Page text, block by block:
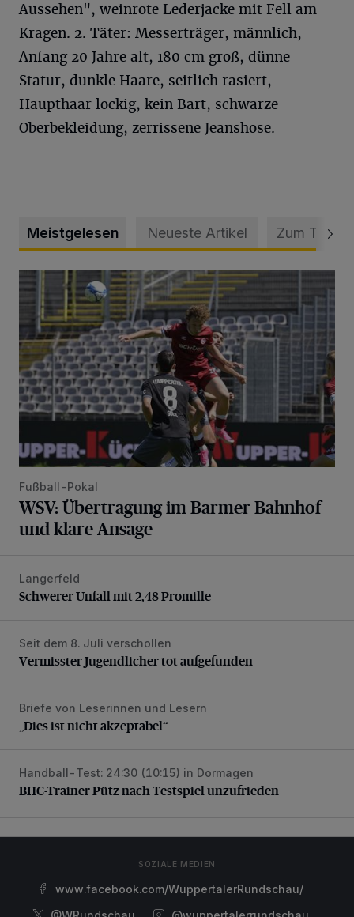
Aussehen", weinrote Lederjacke mit Fell am
Kragen. 2. Täter: Messerträger, männlich,
Anfang 20 Jahre alt, 180 cm groß, dünne
Statur, dunkle Haare, seitlich rasiert,
Haupthaar lockig, kein Bart, schwarze
Oberbekleidung, zerrissene Jeanshose.
Meistgelesen Neueste Artikel Zum Thema
WSV: Übertragung im Barmer Bahnhof und klare Ansage
Fußball-Pokal
WSV: Übertragung im Barmer Bahnhof
und klare Ansage
Schwerer Unfall mit 2,48 Promille
Langerfeld
Schwerer Unfall mit 2,48 Promille
Vermisster Jugendlicher tot aufgefunden
Seit dem 8. Juli verschollen
Vermisster Jugendlicher tot aufgefunden
„Dies ist nicht akzeptabel“
Briefe von Leserinnen und Lesern
„Dies ist nicht akzeptabel“
BHC-Trainer Pütz nach Testspiel unzufrieden
Handball-Test: 24:30 (10:15) in Dormagen
BHC-Trainer Pütz nach Testspiel unzufrieden
SOZIALE MEDIEN
www.facebook.com/WuppertalerRundschau/